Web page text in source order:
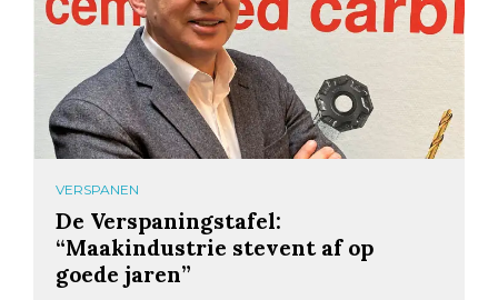
VERSPANEN
De Verspaningstafel:
“Maakindustrie stevent af op
goede jaren”